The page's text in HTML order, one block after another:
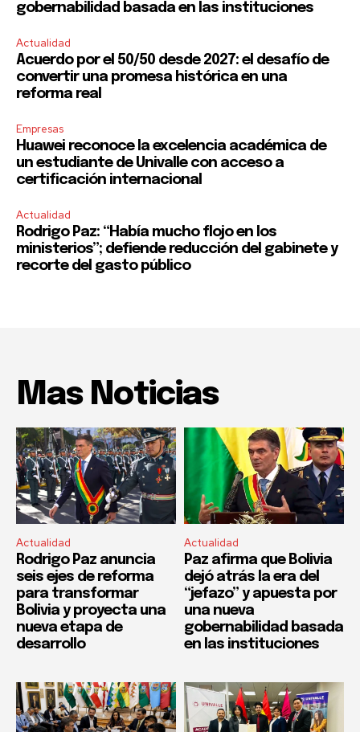
gobernabilidad basada en las instituciones
Actualidad
Acuerdo por el 50/50 desde 2027: el desafío de
convertir una promesa histórica en una
reforma real
Empresas
Huawei reconoce la excelencia académica de
un estudiante de Univalle con acceso a
certificación internacional
Actualidad
Rodrigo Paz: “Había mucho flojo en los
ministerios”; defiende reducción del gabinete y
recorte del gasto público
Mas Noticias
Actualidad
Rodrigo Paz anuncia
seis ejes de reforma
para transformar
Bolivia y proyecta una
nueva etapa de
desarrollo
Actualidad
Paz afirma que Bolivia
dejó atrás la era del
“jefazo” y apuesta por
una nueva
gobernabilidad basada
en las instituciones